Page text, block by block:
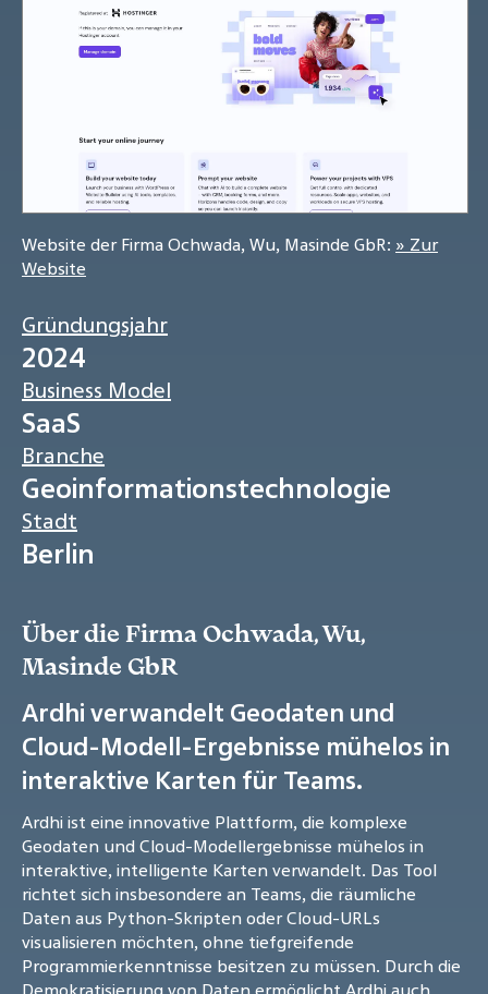
Website der Firma Ochwada, Wu, Masinde GbR: » Zur
Website
Gründungsjahr
2024
Business Model
SaaS
Branche
Geoinformationstechnologie
Stadt
Berlin
Über die Firma Ochwada, Wu,
Masinde GbR
Ardhi verwandelt Geodaten und
Cloud-Modell-Ergebnisse mühelos in
interaktive Karten für Teams.
Ardhi ist eine innovative Plattform, die komplexe
Geodaten und Cloud-Modellergebnisse mühelos in
interaktive, intelligente Karten verwandelt. Das Tool
richtet sich insbesondere an Teams, die räumliche
Daten aus Python-Skripten oder Cloud-URLs
visualisieren möchten, ohne tiefgreifende
Programmierkenntnisse besitzen zu müssen. Durch die